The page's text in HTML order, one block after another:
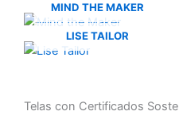
MIND THE MAKER
LISE TAILOR
Telas con Certificados